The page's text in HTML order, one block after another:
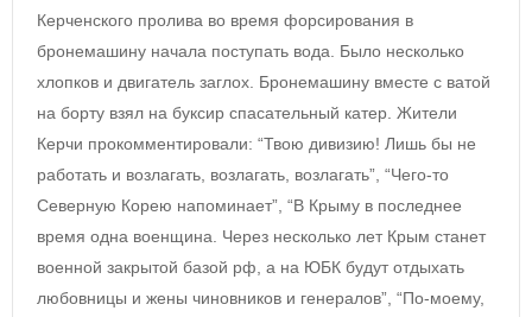
Керченского пролива во время форсирования в
бронемашину начала поступать вода. Было несколько
хлопков и двигатель заглох. Бронемашину вместе с ватой
на борту взял на буксир спасательный катер. Жители
Керчи прокомментировали: “Твою дивизию! Лишь бы не
работать и возлагать, возлагать, возлагать”, “Чего-то
Северную Корею напоминает”, “В Крыму в последнее
время одна военщина. Через несколько лет Крым станет
военной закрытой базой рф, а на ЮБК будут отдыхать
любовницы и жены чиновников и генералов”, “По-моему,